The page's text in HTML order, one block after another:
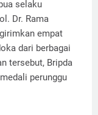
selaku
Dr. Rama
empat
dari berbagai
tersebut, Bripda
perunggu